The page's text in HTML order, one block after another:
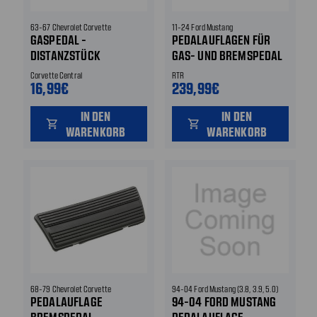
63-67 Chevrolet Corvette
GASPEDAL -
DISTANZSTÜCK
Corvette Central
16,99€
shopping_cart
IN DEN
WARENKORB
11-24 Ford Mustang
PEDALAUFLAGEN FÜR
GAS- UND BREMSPEDAL
RTR
239,99€
shopping_cart
IN DEN
WARENKORB
68-79 Chevrolet Corvette
PEDALAUFLAGE
94-04 Ford Mustang (3.8, 3.9, 5.0)
94-04 FORD MUSTANG